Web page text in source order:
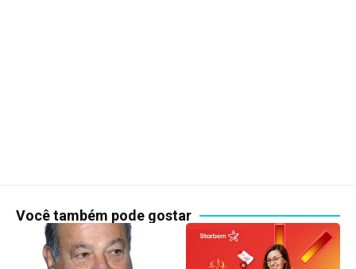
Você também pode gostar